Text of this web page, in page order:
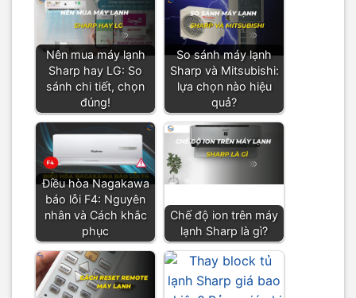
Nên mua máy lạnh
Sharp hay LG: So
sánh chi tiết, chọn
đúng!
So sánh máy lạnh
Sharp và Mitsubishi:
lựa chọn nào hiệu
quả?
Điều hòa Nagakawa
báo lỗi F4: Nguyên
nhân và Cách khắc
phục
Chế độ ion trên máy
lạnh Sharp là gì?